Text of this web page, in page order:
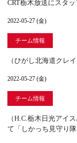
CRT栃木放送にスタ
2022-05-27 (金)
チーム情報
（ひがし北海道クレ
2022-05-27 (金)
チーム情報
（H.C.栃木日光アイ
て「しかっち見守り